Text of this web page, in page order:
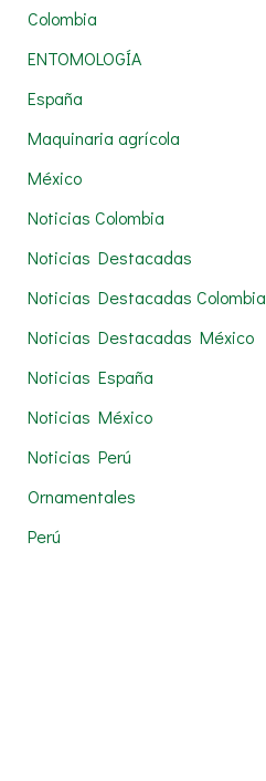
o
r
:
Colombia
ENTOMOLOGÍA
España
Maquinaria agrícola
México
Noticias Colombia
Noticias Destacadas
Noticias Destacadas Colombia
Noticias Destacadas México
Noticias España
Noticias México
Noticias Perú
Ornamentales
Perú